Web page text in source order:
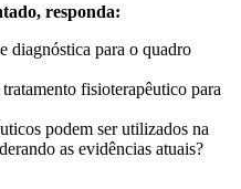
responda:
diagnóstica para o quadro
fisioterapêutico para
podem ser utilizados na
as evidências atuais?